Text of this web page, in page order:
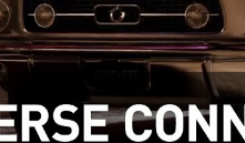
Studio-Treiber
und
nichts